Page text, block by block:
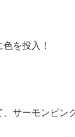
を投入！
サーモンピン